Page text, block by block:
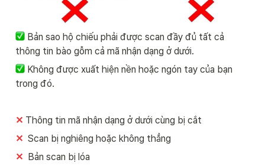
Bản sao hộ chiếu phải được scan đầy đủ tất cả
thông tin bào gỗm cả mã nhận dạng ở dưới.
Không được xuất hiện nền hoặc ngón tay của bạn
trong đó.
✕ Thông tin mã nhận dạng ở dưới cùng bị cắt
✕ Scan bị nghiêng hoặc không thẳng
✕ Bản scan bị lóa